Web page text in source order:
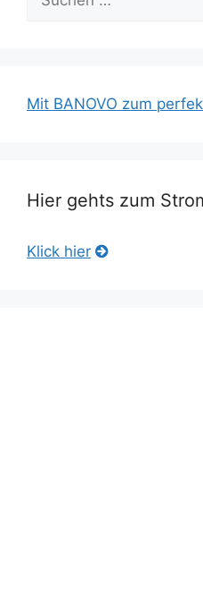
nach:
Mit BANOVO zum
Hier gehts zum
Klick hier